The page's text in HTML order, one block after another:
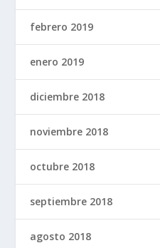
febrero 2019
enero 2019
diciembre 2018
noviembre 2018
octubre 2018
septiembre 2018
agosto 2018